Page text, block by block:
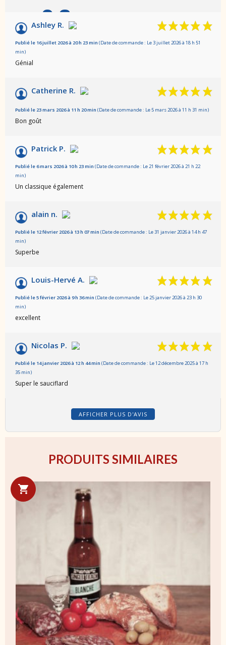
9.6/10
Basé sur 298 avis
Ashley R.
Publié le 16 juillet 2026 à 20 h 23 min (Date de commande : Le 3 juillet 2026 à 18 h 51
min)
Génial
Catherine R.
Publié le 23 mars 2026 à 11 h 20 min (Date de commande : Le 5 mars 2026 à 11 h 31 min)
Bon goût
Patrick P.
Publié le 6 mars 2026 à 10 h 23 min (Date de commande : Le 21 février 2026 à 21 h 22
min)
Un classique également
alain n.
Publié le 12 février 2026 à 13 h 07 min (Date de commande : Le 31 janvier 2026 à 14 h 47
min)
Superbe
Louis-Hervé A.
Publié le 5 février 2026 à 9 h 36 min (Date de commande : Le 25 janvier 2026 à 23 h 30
min)
excellent
Nicolas P.
Publié le 14 janvier 2026 à 12 h 44 min (Date de commande : Le 12 décembre 2025 à 17 h
35 min)
Super le sauciflard
AFFICHER PLUS D'AVIS
PRODUITS SIMILAIRES